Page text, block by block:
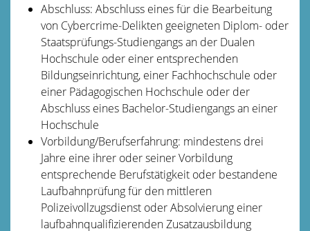
Abschluss: Abschluss eines für die Bearbeitung
von Cybercrime-Delikten geeigneten Diplom- oder
Staatsprüfungs-Studiengangs an der Dualen
Hochschule oder einer entsprechenden
Bildungseinrichtung, einer Fachhochschule oder
einer Pädagogischen Hochschule oder der
Abschluss eines Bachelor-Studiengangs an einer
Hochschule
Vorbildung/Berufserfahrung: mindestens drei
Jahre eine ihrer oder seiner Vorbildung
entsprechende Berufstätigkeit oder bestandene
Laufbahnprüfung für den mittleren
Polizeivollzugsdienst oder Absolvierung einer
laufbahnqualifizierenden Zusatzausbildung